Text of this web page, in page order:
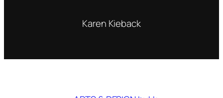
Karen Kieback